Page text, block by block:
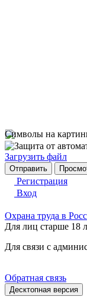
Символы на
Загрузить файл
Регистрация
Вход
Охрана труда в
Для лиц старше 18
Для связи с
Обратная связь
Десктопная версия